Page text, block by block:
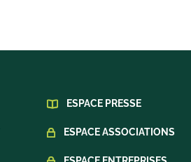
ESPACE PRESSE
ESPACE ASSOCIATIONS